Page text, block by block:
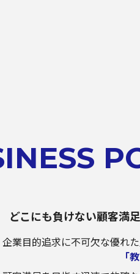
どこにも負けない顧客満
企業目的追求に不可欠な優れ
「